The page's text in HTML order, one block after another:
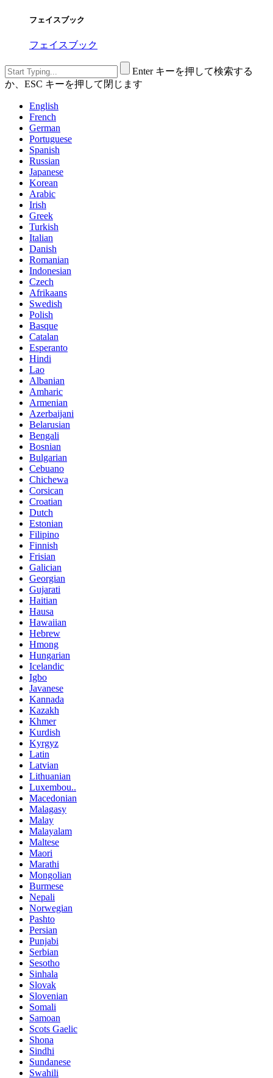
フェイスブック
フェイスブック
Enter キーを押して検索する
か、ESC キーを押して閉じます
English
French
German
Portuguese
Spanish
Russian
Japanese
Korean
Arabic
Irish
Greek
Turkish
Italian
Danish
Romanian
Indonesian
Czech
Afrikaans
Swedish
Polish
Basque
Catalan
Esperanto
Hindi
Lao
Albanian
Amharic
Armenian
Azerbaijani
Belarusian
Bengali
Bosnian
Bulgarian
Cebuano
Chichewa
Corsican
Croatian
Dutch
Estonian
Filipino
Finnish
Frisian
Galician
Georgian
Gujarati
Haitian
Hausa
Hawaiian
Hebrew
Hmong
Hungarian
Icelandic
Igbo
Javanese
Kannada
Kazakh
Khmer
Kurdish
Kyrgyz
Latin
Latvian
Lithuanian
Luxembou..
Macedonian
Malagasy
Malay
Malayalam
Maltese
Maori
Marathi
Mongolian
Burmese
Nepali
Norwegian
Pashto
Persian
Punjabi
Serbian
Sesotho
Sinhala
Slovak
Slovenian
Somali
Samoan
Scots Gaelic
Shona
Sindhi
Sundanese
Swahili